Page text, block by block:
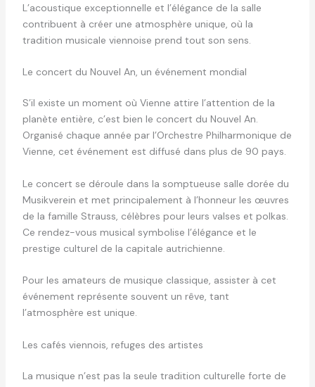
L’acoustique exceptionnelle et l’élégance de la salle
contribuent à créer une atmosphère unique, où la
tradition musicale viennoise prend tout son sens.
Le concert du Nouvel An, un événement mondial
S’il existe un moment où Vienne attire l’attention de la
planète entière, c’est bien le concert du Nouvel An.
Organisé chaque année par l’Orchestre Philharmonique de
Vienne, cet événement est diffusé dans plus de 90 pays.
Le concert se déroule dans la somptueuse salle dorée du
Musikverein et met principalement à l’honneur les œuvres
de la famille Strauss, célèbres pour leurs valses et polkas.
Ce rendez-vous musical symbolise l’élégance et le
prestige culturel de la capitale autrichienne.
Pour les amateurs de musique classique, assister à cet
événement représente souvent un rêve, tant
l’atmosphère est unique.
Les cafés viennois, refuges des artistes
La musique n’est pas la seule tradition culturelle forte de